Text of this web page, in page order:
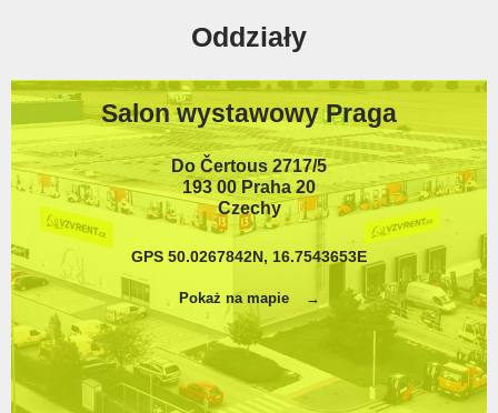
193 00 Praha 20
Czechy
GPS 50.0267842N, 16.7543653E
Pokaż na mapie
Magazyn główny Červená Voda